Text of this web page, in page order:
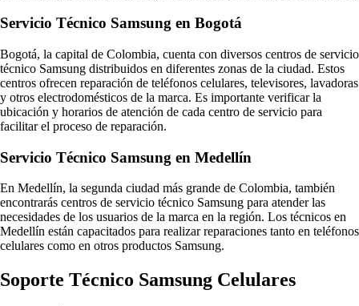
Servicio Técnico Samsung en Bogotá
Bogotá, la capital de Colombia, cuenta con diversos centros de servicio
técnico Samsung distribuidos en diferentes zonas de la ciudad. Estos
centros ofrecen reparación de teléfonos celulares, televisores, lavadoras
y otros electrodomésticos de la marca. Es importante verificar la
ubicación y horarios de atención de cada centro de servicio para
facilitar el proceso de reparación.
Servicio Técnico Samsung en Medellín
En Medellín, la segunda ciudad más grande de Colombia, también
encontrarás centros de servicio técnico Samsung para atender las
necesidades de los usuarios de la marca en la región. Los técnicos en
Medellín están capacitados para realizar reparaciones tanto en teléfonos
celulares como en otros productos Samsung.
Soporte Técnico Samsung Celulares